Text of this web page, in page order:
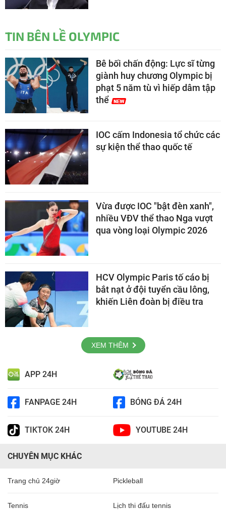
TIN BÊN LỀ OLYMPIC
Bê bối chấn động: Lực sĩ từng
giành huy chương Olympic bị
phạt 5 năm tù vì hiếp dâm tập
thể
IOC cấm Indonesia tổ chức các
sự kiện thể thao quốc tế
Vừa được IOC "bật đèn xanh",
nhiều VĐV thể thao Nga vượt
qua vòng loại Olympic 2026
HCV Olympic Paris tố cáo bị
bắt nạt ở đội tuyển cầu lông,
khiến Liên đoàn bị điều tra
XEM THÊM
APP 24H
FANPAGE 24H BÓNG ĐÁ 24H
TIKTOK 24H YOUTUBE 24H
CHUYÊN MỤC KHÁC
Trang chủ 24giờ Pickleball
Tennis Lịch thi đấu tennis